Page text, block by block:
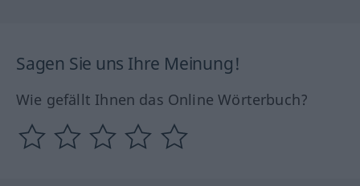
Sagen Sie uns Ihre Meinung!
Wie gefällt Ihnen das Online Wörterbuch?